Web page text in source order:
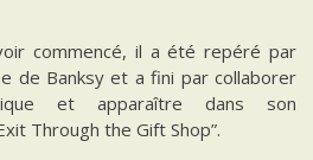
commencé, il a été repéré par
de Banksy et a fini par collaborer
et apparaître dans son
Through the Gift Shop”.